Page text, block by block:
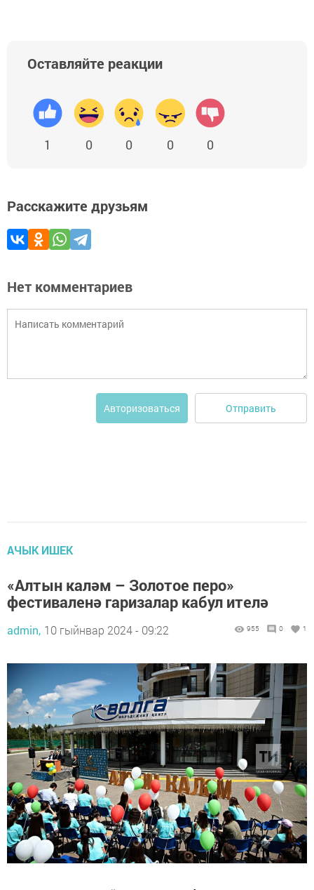
Оставляйте реакции
1 0 0 0 0
Расскажите друзьям
Нет комментариев
Авторизоваться Отправить
АЧЫК ИШЕК
«Алтын каләм – Золотое перо»
фестиваленә гаризалар кабул ителә
admin, 10 гыйнвар 2024 - 09:22 955 0 1